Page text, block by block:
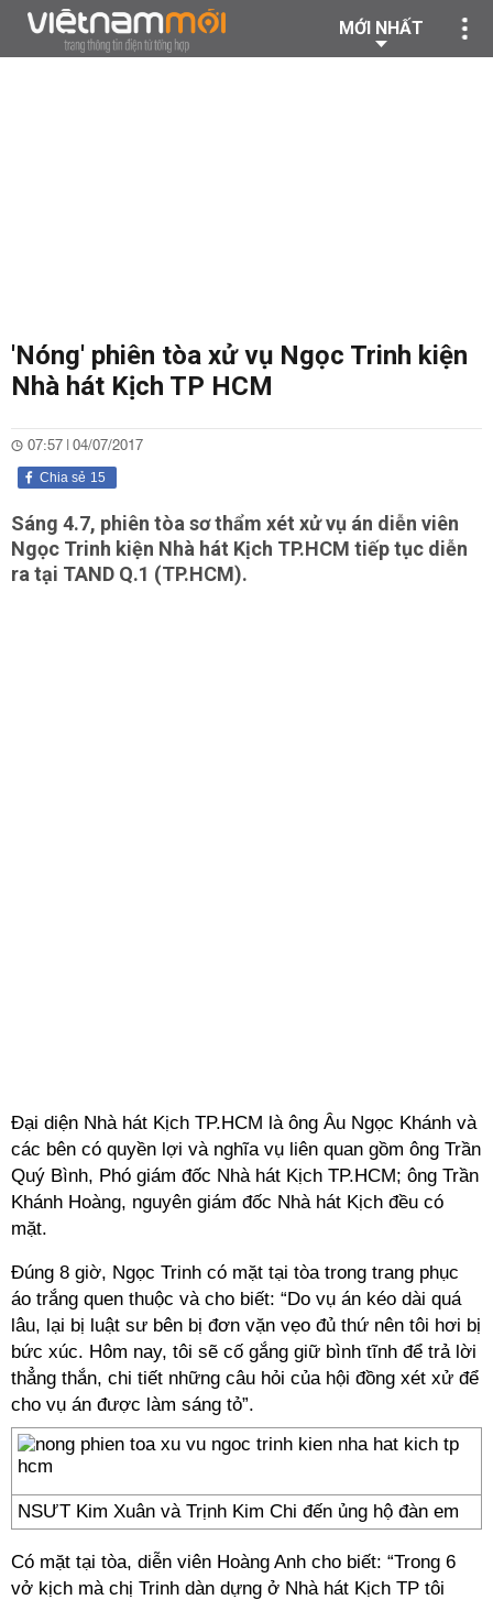
MỚI NHẤT
'Nóng' phiên tòa xử vụ Ngọc Trinh kiện
Nhà hát Kịch TP HCM
07:57 | 04/07/2017
15
Chia sẻ
Sáng 4.7, phiên tòa sơ thẩm xét xử vụ án diễn viên
Ngọc Trinh kiện Nhà hát Kịch TP.HCM tiếp tục diễn
ra tại TAND Q.1 (TP.HCM).
Đại diện Nhà hát Kịch TP.HCM là ông Âu Ngọc Khánh và
các bên có quyền lợi và nghĩa vụ liên quan gồm ông Trần
Quý Bình, Phó giám đốc Nhà hát Kịch TP.HCM; ông Trần
Khánh Hoàng, nguyên giám đốc Nhà hát Kịch đều có
mặt.
Đúng 8 giờ, Ngọc Trinh có mặt tại tòa trong trang phục
áo trắng quen thuộc và cho biết: “Do vụ án kéo dài quá
lâu, lại bị luật sư bên bị đơn vặn vẹo đủ thứ nên tôi hơi bị
bức xúc. Hôm nay, tôi sẽ cố gắng giữ bình tĩnh để trả lời
thẳng thắn, chi tiết những câu hỏi của hội đồng xét xử để
cho vụ án được làm sáng tỏ”.
NSƯT Kim Xuân và Trịnh Kim Chi đến ủng hộ đàn em
Có mặt tại tòa, diễn viên Hoàng Anh cho biết: “Trong 6
vở kịch mà chị Trinh dàn dựng ở Nhà hát Kịch TP tôi